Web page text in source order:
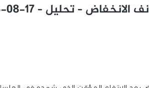
– تحليل – 17-08-2023